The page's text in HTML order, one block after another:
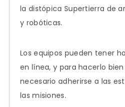
la distópica Supertierra de
y robóticas.
Los equipos pueden tener
en línea, y para hacerlo
necesario adherirse a las
las misiones.